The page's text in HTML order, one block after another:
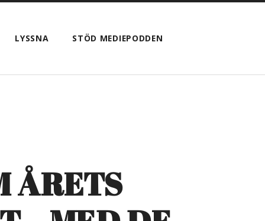
LYSSNA STÖD MEDIEPODDEN
ÅRETS